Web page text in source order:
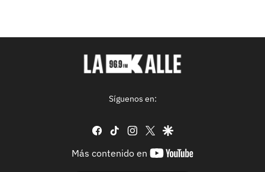
Síguenos en:
facebook
tiktok instagram
twittergoogle
Más contenido en
youtube-